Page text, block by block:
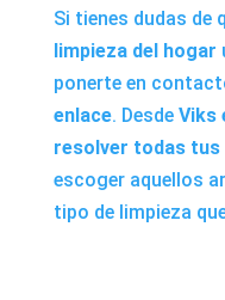
Si tienes dudas de
limpieza del hogar
ponerte en
enlace. Desde Viks
resolver todas tus
escoger aquellos
tipo de limpieza